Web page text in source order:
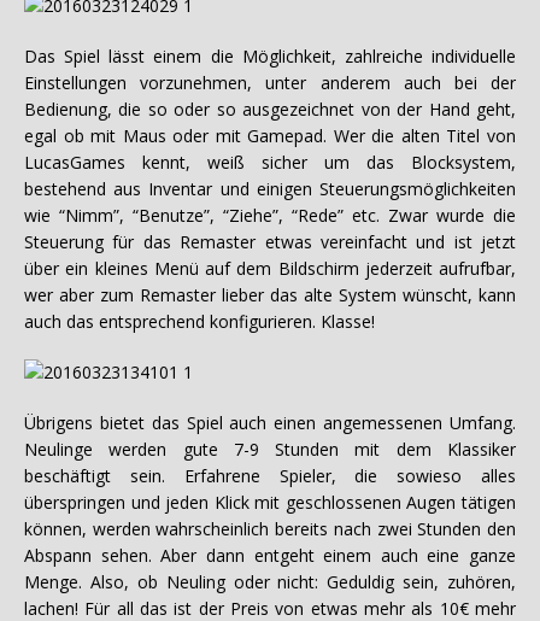
Das Spiel lässt einem die Möglichkeit, zahlreiche individuelle
Einstellungen vorzunehmen, unter anderem auch bei der
Bedienung, die so oder so ausgezeichnet von der Hand geht,
egal ob mit Maus oder mit Gamepad. Wer die alten Titel von
LucasGames kennt, weiß sicher um das Blocksystem,
bestehend aus Inventar und einigen Steuerungsmöglichkeiten
wie “Nimm”, “Benutze”, “Ziehe”, “Rede” etc. Zwar wurde die
Steuerung für das Remaster etwas vereinfacht und ist jetzt
über ein kleines Menü auf dem Bildschirm jederzeit aufrufbar,
wer aber zum Remaster lieber das alte System wünscht, kann
auch das entsprechend konfigurieren. Klasse!
Übrigens bietet das Spiel auch einen angemessenen Umfang.
Neulinge werden gute 7-9 Stunden mit dem Klassiker
beschäftigt sein. Erfahrene Spieler, die sowieso alles
überspringen und jeden Klick mit geschlossenen Augen tätigen
können, werden wahrscheinlich bereits nach zwei Stunden den
Abspann sehen. Aber dann entgeht einem auch eine ganze
Menge. Also, ob Neuling oder nicht: Geduldig sein, zuhören,
lachen! Für all das ist der Preis von etwas mehr als 10€ mehr